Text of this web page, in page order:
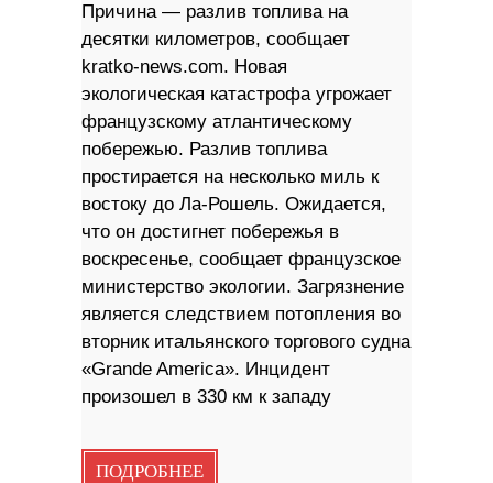
Причина — разлив топлива на
десятки километров, сообщает
kratko-news.com. Новая
экологическая катастрофа угрожает
французскому атлантическому
побережью. Разлив топлива
простирается на несколько миль к
востоку до Ла-Рошель. Ожидается,
что он достигнет побережья в
воскресенье, сообщает французское
министерство экологии. Загрязнение
является следствием потопления во
вторник итальянского торгового судна
«Grande America». Инцидент
произошел в 330 км к западу
ПОДРОБНЕЕ